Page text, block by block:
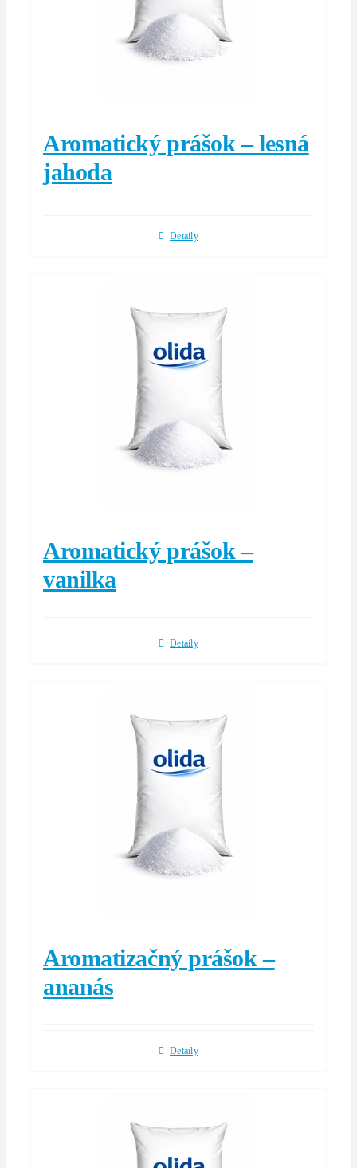
Aromatický prášok – lesná
jahoda
Detaily
Aromatický prášok –
vanilka
Detaily
Aromatizačný prášok –
ananás
Detaily